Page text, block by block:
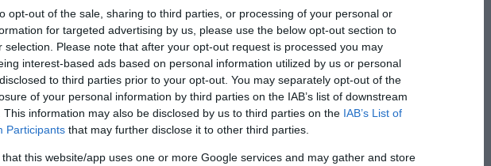
opt-out of the sale, sharing to third parties, or processing of your personal or
for targeted advertising by us, please use the below opt-out section to
selection. Please note that after your opt-out request is processed you may
interest-based ads based on personal information utilized by us or personal
to third parties prior to your opt-out. You may separately opt-out of the
of your personal information by third parties on the IAB’s list of downstream
This information may also be disclosed by us to third parties on the IAB’s List of
Participants that may further disclose it to other third parties.
that this website/app uses one or more Google services and may gather and store
(vagy jelen esetben 1 evőkanálnyi felaprított